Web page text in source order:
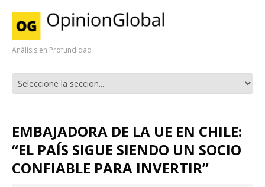
Análisis en Profundidad
EMBAJADORA DE LA UE EN CHILE:
“EL PAÍS SIGUE SIENDO UN SOCIO
CONFIABLE PARA INVERTIR”